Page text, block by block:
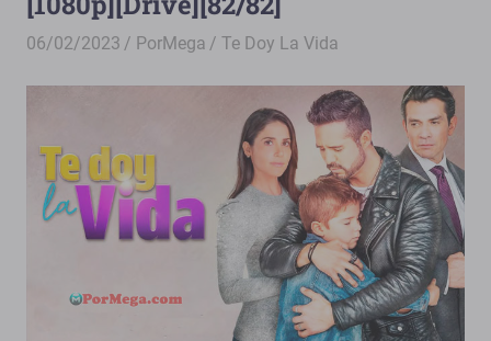
Mega
06/02/2023 PorMega Te Doy La Vida